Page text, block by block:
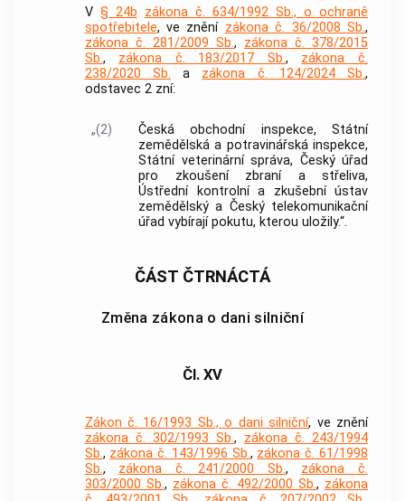
V § 24b zákona č. 634/1992 Sb., o ochraně
spotřebitele, ve znění zákona č. 36/2008 Sb.,
zákona č. 281/2009 Sb., zákona č. 378/2015
Sb., zákona č. 183/2017 Sb., zákona č.
238/2020 Sb. a zákona č. 124/2024 Sb.,
odstavec 2 zní:
„(2)
Česká obchodní inspekce, Státní
zemědělská a potravinářská inspekce,
Státní veterinární správa, Český úřad
pro zkoušení zbraní a střeliva,
Ústřední kontrolní a zkušební ústav
zemědělský a Český telekomunikační
úřad vybírají pokutu, kterou uložily.“.
ČÁST ČTRNÁCTÁ
Změna zákona o dani silniční
Čl. XV
Zákon č. 16/1993 Sb., o dani silniční, ve znění
zákona č. 302/1993 Sb., zákona č. 243/1994
Sb., zákona č. 143/1996 Sb., zákona č. 61/1998
Sb., zákona č. 241/2000 Sb., zákona č.
303/2000 Sb., zákona č. 492/2000 Sb., zákona